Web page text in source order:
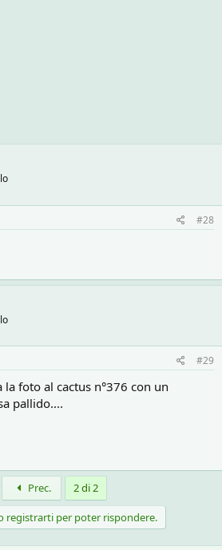
#28
#29
foto al cactus n°376 con un
pallido....
Primo Prec. 2 di 2
registrarti per poter rispondere.